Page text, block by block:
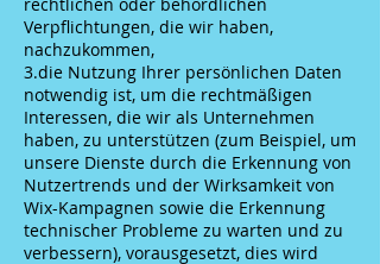
Verpflichtungen, die wir haben,
nachzukommen,
3.die Nutzung Ihrer persönlichen Daten
notwendig ist, um die rechtmäßigen
Interessen, die wir als Unternehmen
haben, zu unterstützen (zum Beispiel, um
unsere Dienste durch die Erkennung von
Nutzertrends und der Wirksamkeit von
Wix-Kampagnen sowie die Erkennung
technischer Probleme zu warten und zu
verbessern), vorausgesetzt, dies wird